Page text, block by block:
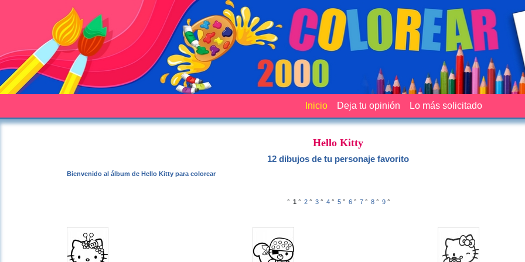
Inicio Deja tu opinión Lo más solicitado
Hello Kitty
12 dibujos de tu personaje favorito
Bienvenido al álbum de Hello Kitty para colorear
° 1 ° 2° 3° 4° 5° 6° 7° 8° 9°